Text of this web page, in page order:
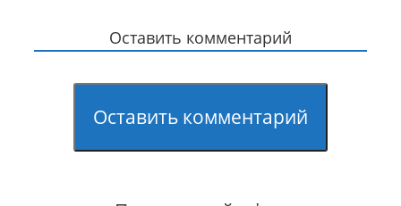
Оставить комментарий
Оставить комментарий